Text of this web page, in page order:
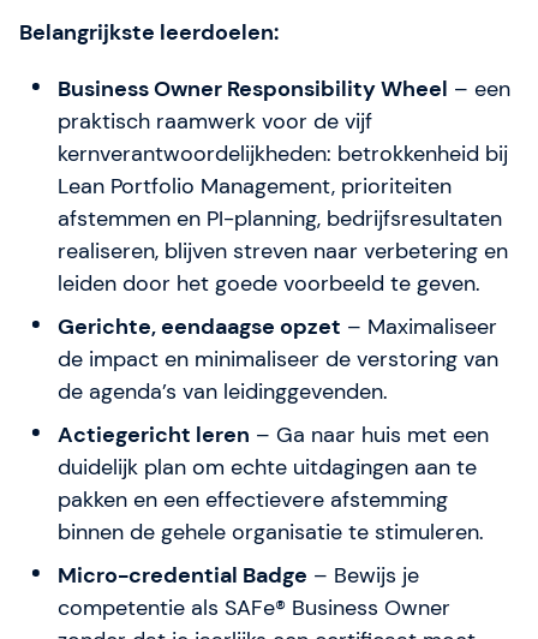
Belangrijkste leerdoelen:
Business Owner Responsibility Wheel – een
praktisch raamwerk voor de vijf
kernverantwoordelijkheden: betrokkenheid bij
Lean Portfolio Management, prioriteiten
afstemmen en PI-planning, bedrijfsresultaten
realiseren, blijven streven naar verbetering en
leiden door het goede voorbeeld te geven.
Gerichte, eendaagse opzet – Maximaliseer
de impact en minimaliseer de verstoring van
de agenda’s van leidinggevenden.
Actiegericht leren – Ga naar huis met een
duidelijk plan om echte uitdagingen aan te
pakken en een effectievere afstemming
binnen de gehele organisatie te stimuleren.
Micro-credential Badge – Bewijs je
competentie als SAFe® Business Owner